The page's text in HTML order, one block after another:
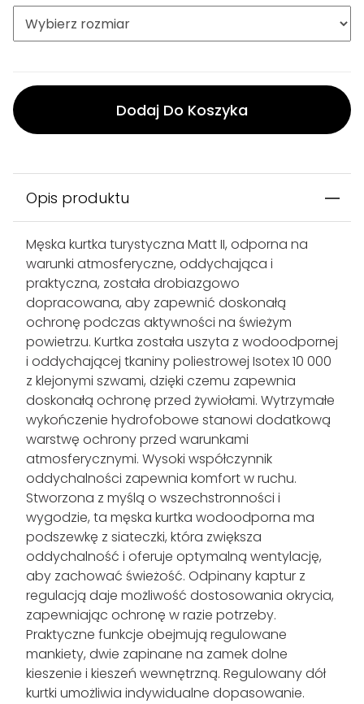
Dodaj Do Koszyka
Opis produktu
Męska kurtka turystyczna Matt II, odporna na
warunki atmosferyczne, oddychająca i
praktyczna, została drobiazgowo
dopracowana, aby zapewnić doskonałą
ochronę podczas aktywności na świeżym
powietrzu. Kurtka została uszyta z wodoodpornej
i oddychającej tkaniny poliestrowej Isotex 10 000
z klejonymi szwami, dzięki czemu zapewnia
doskonałą ochronę przed żywiołami. Wytrzymałe
wykończenie hydrofobowe stanowi dodatkową
warstwę ochrony przed warunkami
atmosferycznymi. Wysoki współczynnik
oddychalności zapewnia komfort w ruchu.
Stworzona z myślą o wszechstronności i
wygodzie, ta męska kurtka wodoodporna ma
podszewkę z siateczki, która zwiększa
oddychalność i oferuje optymalną wentylację,
aby zachować świeżość. Odpinany kaptur z
regulacją daje możliwość dostosowania okrycia,
zapewniając ochronę w razie potrzeby.
Praktyczne funkcje obejmują regulowane
mankiety, dwie zapinane na zamek dolne
kieszenie i kieszeń wewnętrzną. Regulowany dół
kurtki umożliwia indywidualne dopasowanie.